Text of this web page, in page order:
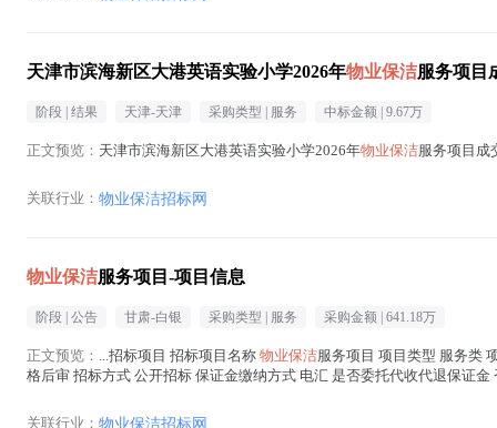
天津市滨海新区大港英语实验小学2026年物业保洁服务项目
阶段 | 结果 天津-天津 采购类型 | 服务 中标金额 | 9.67万
正文预览： 天津市滨海新区大港英语实验小学2026年物业保洁服务项目成
关联行业： 物业保洁招标网
物业保洁服务项目-项目信息
阶段 | 公告 甘肃-白银 采购类型 | 服务 采购金额 | 641.18万
正文预览： ...招标项目 招标项目名称 物业保洁服务项目 项目类型 服务类
格后审 招标方式 公开招标 保证金缴纳方式 电汇 是否委托代收代退保证
关联行业： 物业保洁招标网